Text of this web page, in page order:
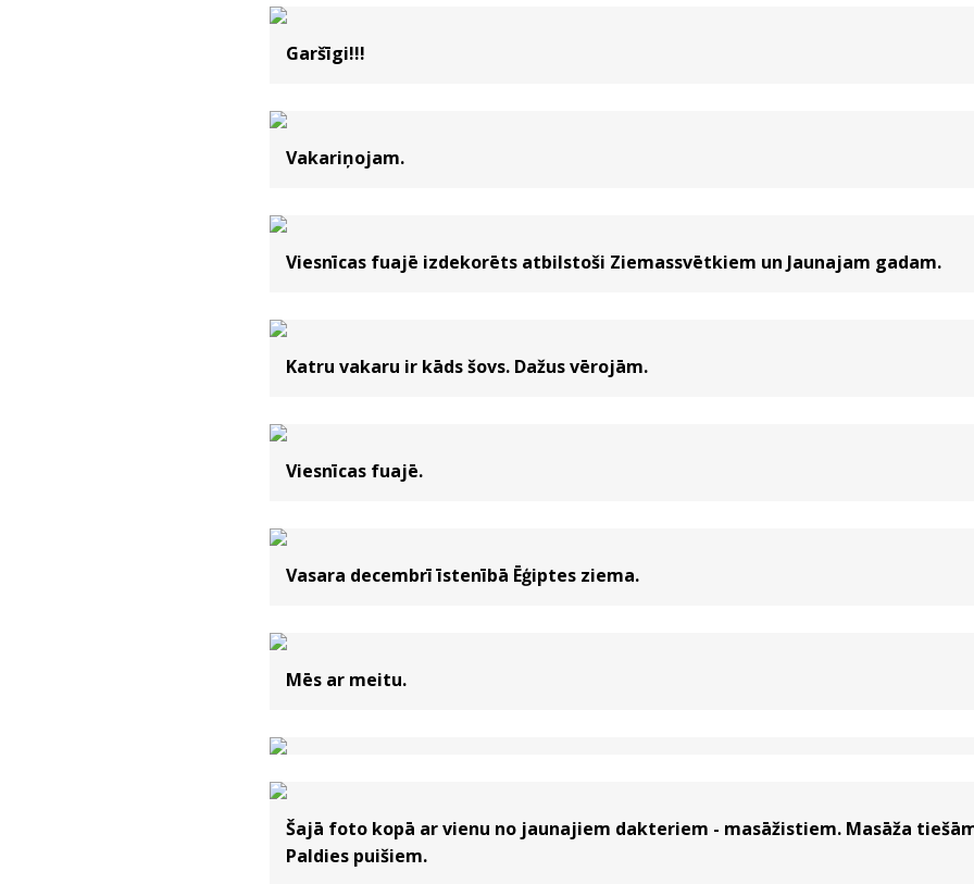
Garšīgi!!!
Vakariņojam.
Viesnīcas fuajē izdekorēts atbilstoši Ziemassvētkiem un Jaunajam gadam.
Katru vakaru ir kāds šovs. Dažus vērojām.
Viesnīcas fuajē.
Vasara decembrī īstenībā Ēģiptes ziema.
Mēs ar meitu.
Šajā foto kopā ar vienu no jaunajiem dakteriem - masāžistiem. Masāža
Paldies puišiem.